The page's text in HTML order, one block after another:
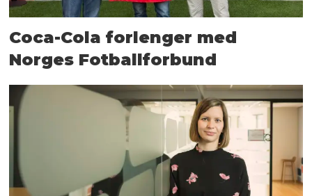
Coca-Cola forlenger med
Norges Fotballforbund